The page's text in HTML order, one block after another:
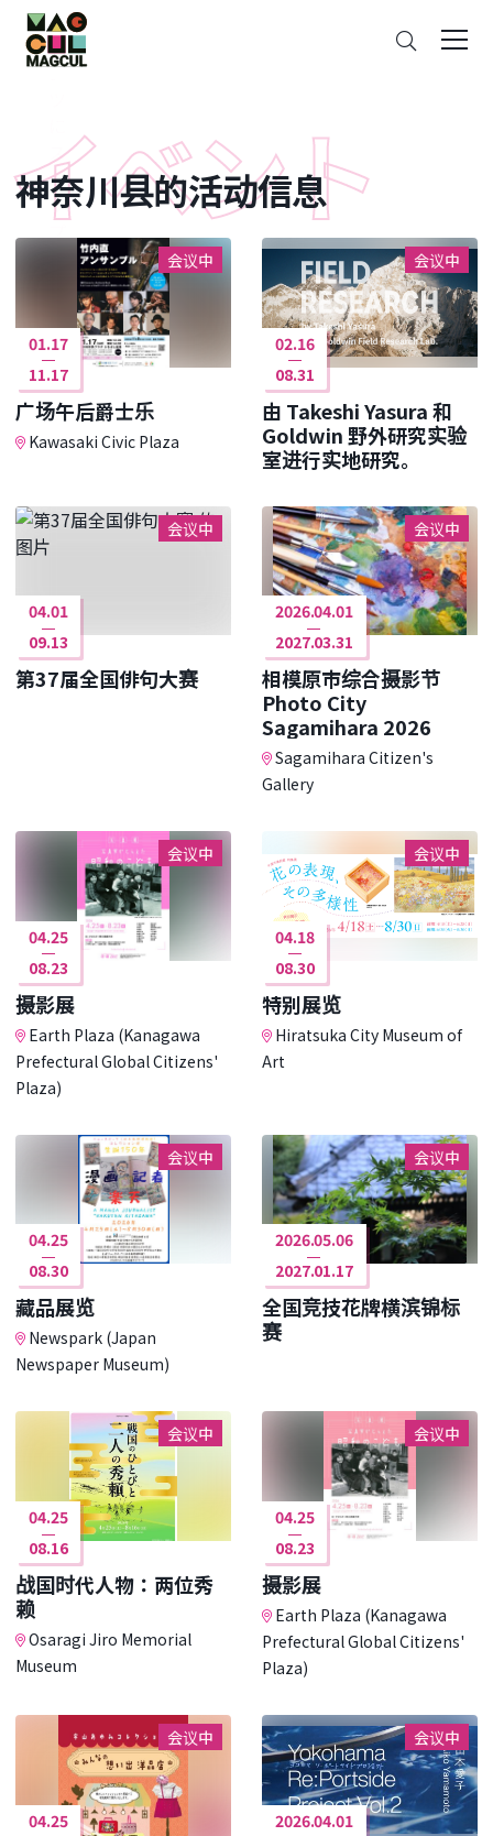
ン
テ
ン
ス
キ
ッ
プ
神奈川县的活动信息
会议中
01.17
11.17
广场午后爵士乐
Kawasaki Civic Plaza
会议中
02.16
08.31
由 Takeshi Yasura 和
Goldwin 野外研究实验
室进行实地研究。
会议中
04.01
09.13
第37届全国俳句大赛
会议中
2026.04.01
2027.03.31
相模原市综合摄影节
Photo City
Sagamihara 2026
Sagamihara Citizen's
Gallery
会议中
04.25
08.23
摄影展
Earth Plaza (Kanagawa
Prefectural Global Citizens'
Plaza)
会议中
04.18
08.30
特别展览
Hiratsuka City Museum of
Art
会议中
04.25
08.30
藏品展览
Newspark (Japan
Newspaper Museum)
会议中
2026.05.06
2027.01.17
全国竞技花牌横滨锦标
赛
会议中
04.25
08.16
战国时代人物：两位秀
赖
Osaragi Jiro Memorial
Museum
会议中
04.25
08.23
摄影展
Earth Plaza (Kanagawa
Prefectural Global Citizens'
Plaza)
会议中
04.25
会议中
2026.04.01